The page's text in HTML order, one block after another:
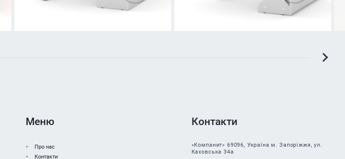
Меню
Про нас
Контакти
Контакти
«Компанит» 69096, Україна м. Запоріжжя, ул.
Каховська 34а